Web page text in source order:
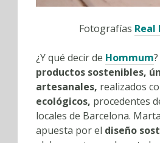
Fotografías Real
¿Y qué decir de Hommum
productos sostenibles,
artesanales, realizados
ecológicos, procedentes
locales de Barcelona.
apuesta por el diseño